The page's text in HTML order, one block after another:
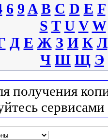
6 9 A B C D E F
S T U V W
Д Е Ж З И К Л
Ч Ш Щ Э
получения
сервисами